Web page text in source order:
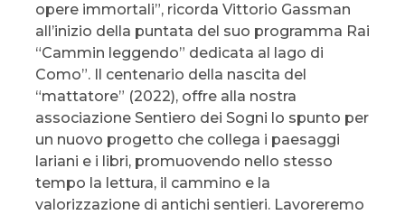
opere immortali”, ricorda Vittorio Gassman
all’inizio della puntata del suo programma Rai
“Cammin leggendo” dedicata al lago di
Como”. Il centenario della nascita del
“mattatore” (2022), offre alla nostra
associazione Sentiero dei Sogni lo spunto per
un nuovo progetto che collega i paesaggi
lariani e i libri, promuovendo nello stesso
tempo la lettura, il cammino e la
valorizzazione di antichi sentieri. Lavoreremo